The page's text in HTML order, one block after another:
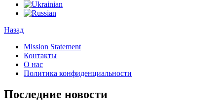
Назад
Mission Statement
Контакты
О нас
Политика конфиденциальности
Последние новости